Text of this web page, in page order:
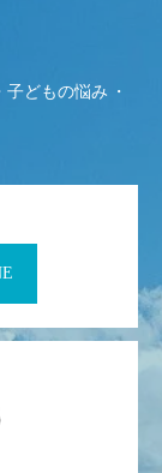
子どもの悩み